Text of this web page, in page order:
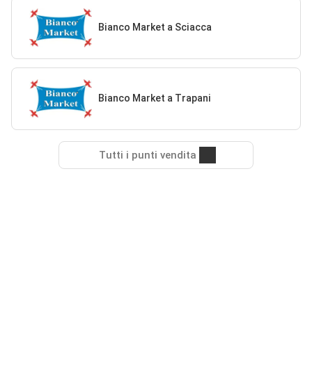
Bianco Market a Sciacca
Bianco Market a Trapani
Tutti i punti vendita